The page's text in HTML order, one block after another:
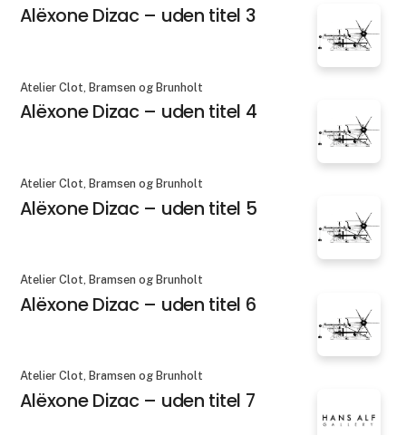
Alëxone Dizac – uden titel 3
Atelier Clot, Bramsen og Brunholt
Alëxone Dizac – uden titel 4
Atelier Clot, Bramsen og Brunholt
Alëxone Dizac – uden titel 5
Atelier Clot, Bramsen og Brunholt
Alëxone Dizac – uden titel 6
Atelier Clot, Bramsen og Brunholt
Alëxone Dizac – uden titel 7